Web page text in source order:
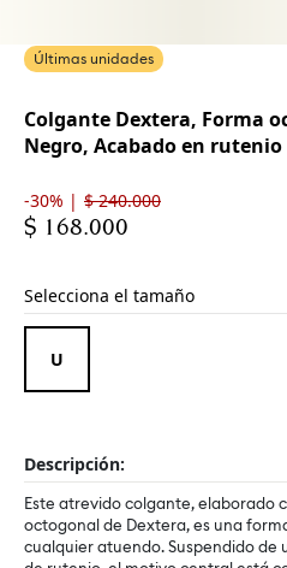
Últimas unidades
Colgante Dextera, Forma
Negro, Acabado en rutenio
-30% | $ 240.000
$ 168.000
Selecciona el tamaño
Descripción:
Este atrevido colgante, elaborado
octogonal de Dextera, es una
cualquier atuendo. Suspendido de